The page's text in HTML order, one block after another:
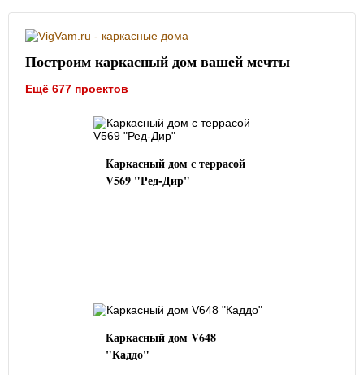
Построим каркасный дом вашей мечты
Ещё 677 проектов
Каркасный дом с террасой
V569 "Ред-Дир"
Каркасный дом V648
"Каддо"